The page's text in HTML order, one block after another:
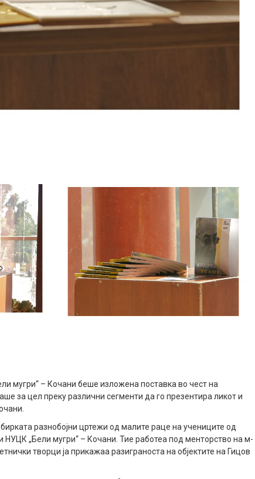
мугри“ – Кочани беше изложена поставка во чест на
за цел преку различни сегменти да го презентира ликот и
разнобојни цртежи од малите раце на учениците од
„Бели мугри“ – Кочани. Тие работеа под менторство на м-
творци ја прикажаа разиграноста на објектите на Гицов